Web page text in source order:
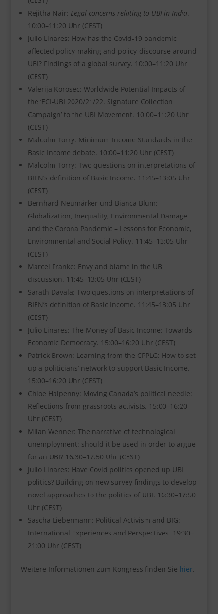
Rejitha Nair: Legal concerns relating to UBI in India.
10:00–11:20 Uhr (CEST)
Julio Linares: How has the Covid-19 pandemic
affected policy-making and policy-discourse around
UBI? Findings of a global survey. 10:00–11:20 Uhr
(CEST)
Valerija Korosec: Worldwide Potential Impacts of
the ‘ECI-UBI 2020/21/22. Signature Collection
Campaign’ to the UBI Movement. 10:00–11:20 Uhr
(CEST)
Malcolm Torry: Minimum Income Standards in the
Basic Income debate. 10:00–11:20 Uhr (CEST)
Malcolm Torry: Two questions on interpretations of
BIEN’s definition of Basic Income. 11:45–13:05 Uhr
(CEST)
Bernhard Neumärker und Bianca Blum:
Globalization, Inequality, Environmental Damage
and the Corona Pandemic – Lessons for Economic,
Environmental and Social Policy. 11:45–13:05 Uhr
(CEST)
Marcel Franke: Envy and blame in the UBI
discussion. 11:45–13:05 Uhr (CEST)
Sarath Davala: Two questions on interpretations of
BIEN’s definition of Basic Income. 11:45–13:05 Uhr
(CEST)
Julio Linares: The Money of Basic Income: Towards
Economic Democracy. 15:00–16:20 Uhr (CEST)
Patrick Brown: Learning from the CPPLG: How to set
up a politicians’ network to support Basic Income.
15:00–16:20 Uhr (CEST)
Chloe Halpenny: Moving Canada’s political needle:
Reflections from grassroots activists. 15:00–16:20
Uhr (CEST)
Milan Wenner: The narrative of technological
unemployment: should it be used in order to argue
for an UBI? 16:30–17:50 Uhr (CEST)
Julio Linares: Have Covid politics opened up UBI
politics? Building on new survey findings to develop
novel approaches to the politics of UBI. 16:30–17:50
Uhr (CEST)
Sascha Liebermann: Political Activism and BIG:
International Experiences and Perspectives. 19:30–
21:00 Uhr (CEST)
Weitere Informationen zum Kongress finden Sie hier.